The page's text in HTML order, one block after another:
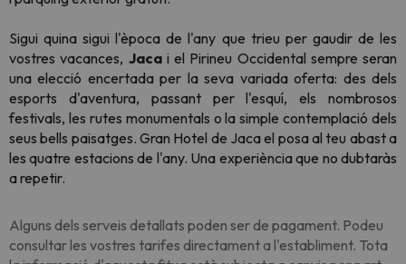
Sigui quina sigui l'època de l'any que trieu per gaudir de les
vostres vacances, Jacai el Pirineu Occidental sempre seran
una elecció encertada per la seva variada oferta: des dels
esports d'aventura, passant per l'esquí, els nombrosos
festivals, les rutes monumentals o la simple contemplació dels
seus bells paisatges. Gran Hotel de Jaca el posa al teu abast a
les quatre estacions de l'any. Una experiència que no dubtaràs
a repetir.
Alguns dels serveis detallats poden ser de pagament. Podeu
consultar les vostres tarifes directament a l'establiment. Tota